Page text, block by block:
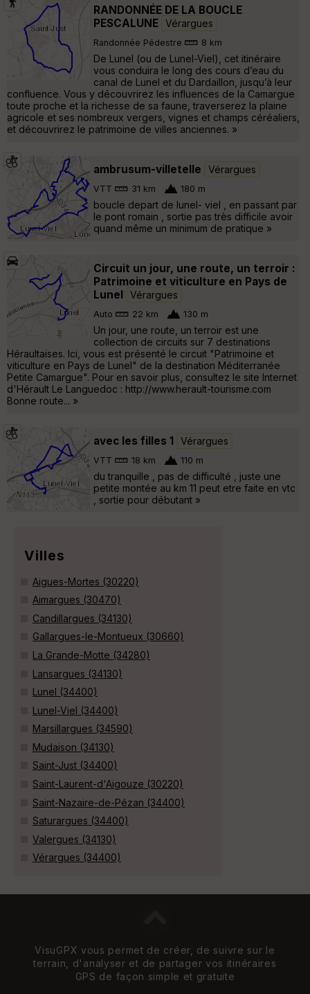
RANDONNÉE DE LA BOUCLE
PESCALUNE Vérargues
Randonnée Pédestre 8 km
De Lunel (ou de Lunel-Viel), cet itinéraire
vous conduira le long des cours d’eau du
canal de Lunel et du Dardaillon, jusqu’à leur
confluence. Vous y découvrirez les influences de la Camargue
toute proche et la richesse de sa faune, traverserez la plaine
agricole et ses nombreux vergers, vignes et champs céréaliers,
et découvrirez le patrimoine de villes anciennes. »
ambrusum-villetelle Vérargues
VTT 31 km 180 m
boucle depart de lunel- viel , en passant par
le pont romain , sortie pas très difficile avoir
quand même un minimum de pratique »
Circuit un jour, une route, un terroir :
Patrimoine et viticulture en Pays de
Lunel
Vérargues
Auto 22 km 130 m
Un jour, une route, un terroir est une
collection de circuits sur 7 destinations
Héraultaises. Ici, vous est présenté le circuit "Patrimoine et
viticulture en Pays de Lunel" de la destination Méditerranée
Petite Camargue". Pour en savoir plus, consultez le site Internet
d'Hérault Le Languedoc : http://www.herault-tourisme.com
Bonne route... »
avec les filles 1 Vérargues
VTT 18 km 110 m
du tranquille , pas de difficulté , juste une
petite montée au km 11 peut etre faite en vtc
, sortie pour débutant »
Villes
Aigues-Mortes (30220)
Aimargues (30470)
Candillargues (34130)
Gallargues-le-Montueux (30660)
La Grande-Motte (34280)
Lansargues (34130)
Lunel (34400)
Lunel-Viel (34400)
Marsillargues (34590)
Mudaison (34130)
Saint-Just (34400)
Saint-Laurent-d'Aigouze (30220)
Saint-Nazaire-de-Pézan (34400)
Saturargues (34400)
Valergues (34130)
Vérargues (34400)
VisuGPX vous permet de créer, de suivre sur le
terrain, d'analyser et de partager vos itinéraires
GPS de façon simple et gratuite